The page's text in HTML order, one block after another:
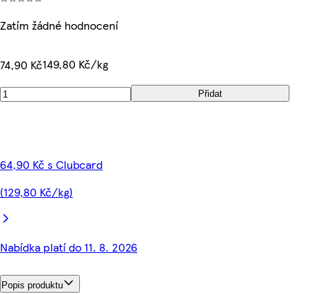
Zatím žádné hodnocení
74,90 Kč149,80 Kč/kg
Přidat
64,90 Kč s Clubcard
(129,80 Kč/kg)
Nabídka platí do 11. 8. 2026
Popis produktu